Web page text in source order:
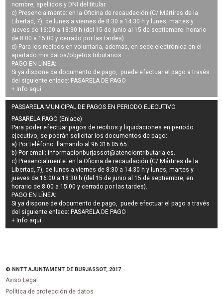
nombre, apellidos y DNI del titular.
c) Presencialmente: en la Oficina de recaudación (C/ Mártires de la
Libertad, 7), de lunes a viernes de 8:30 a 14:30 h y lunes, martes y
jueves de 16:00 a 18:30 h (del 15 de junio al 15 de septiembre: horario
de 8:00 a 15:00 y cerrado por las tardes).
d) Para los recibos en voluntaria, además, en sede electrónica en el
apartado mis datos/objetos tributarios.
PAGO EN LÍNEA:
Si ya dispone de documento de pago, puede efectuar el pago a través
del siguiente enlace: PASARELA DE PAGO
+ Info aquí
PASSARELA MUNICIPAL DE PAGOS EN PERIODO EJECUTIVO
PASARELA PAGO (Enlace)
Para poder efectuar pagos derecibos y liquidaciones en periodo
ejecutivo, se podrán solicitar los documentos de pago:
a) Por teléfono: llamando al 96 316 05 65.
b) Por email:informacionburjassot@atenciontributaria.es.
c) Presencialmente: en la Oficina de recaudación (C/ Mártires de la
Libertad, 7), de lunes a viernes de 8:30 a 14:30 h y lunes, martes y
jueves de 16:00 a 18:30 h (del 15 de junio al 15 de septiembre, en
horario de 8:00 a 15:00 y cerrado por las tardes).
PAGO EN LÍNEA:
Si ya dispone de documento de pago, puede efectuar el pago a través
del siguiente enlace: PASARELA DE PAGO
+ Info aquí.
© NNTT AJUNTAMENT DE BURJASSOT, 2017
Aviso Legal
Política de protección de datos